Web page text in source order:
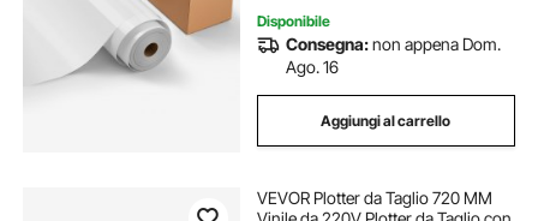
Disponibile
Consegna:non appena Dom.
Ago. 16
Aggiungi al carrello
VEVOR Plotter da Taglio 720 MM